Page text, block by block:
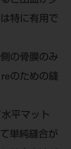
特に有用で
の骨膜のみ
のための縫
平マット
単純縫合が